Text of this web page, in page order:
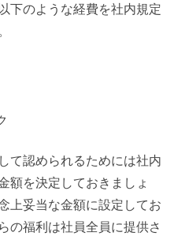
下のような経費を社内規定
て認められるためには社内
額を決定しておきましょ
上妥当な金額に設定してお
の福利は社員全員に提供さ